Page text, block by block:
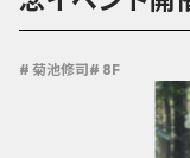
# 菊池修司# 8F